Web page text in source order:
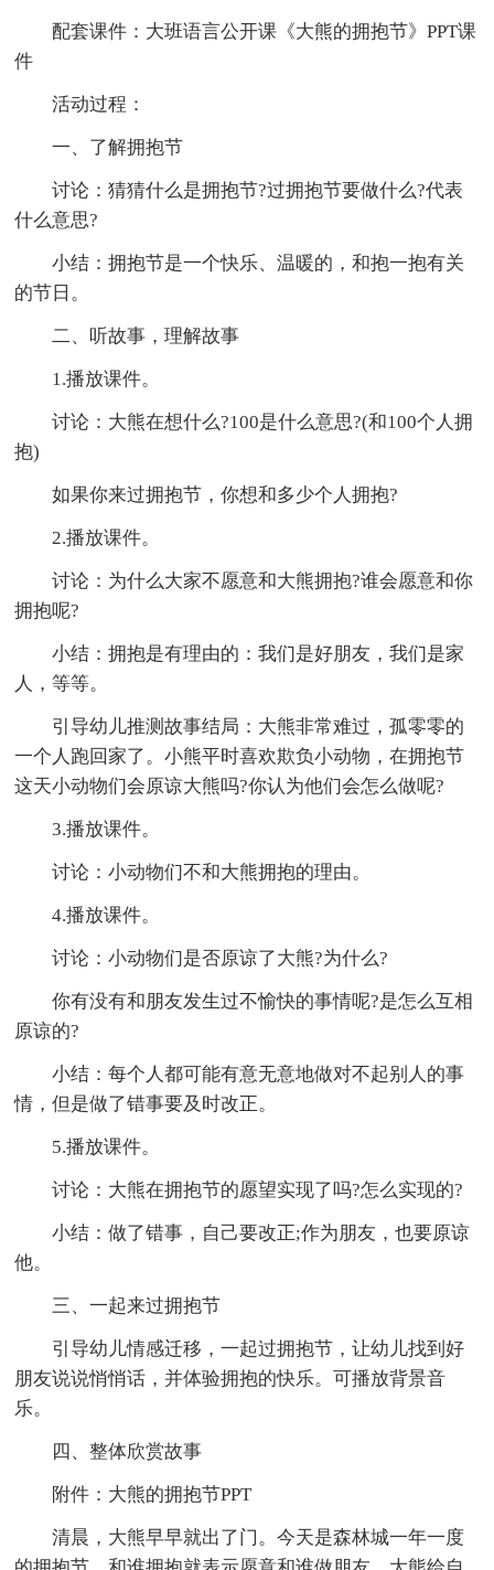
配套课件：大班语言公开课《大熊的拥抱节》PPT课
件
活动过程：
一、了解拥抱节
讨论：猜猜什么是拥抱节?过拥抱节要做什么?代表
什么意思?
小结：拥抱节是一个快乐、温暖的，和抱一抱有关
的节日。
二、听故事，理解故事
1.播放课件。
讨论：大熊在想什么?100是什么意思?(和100个人拥
抱)
如果你来过拥抱节，你想和多少个人拥抱?
2.播放课件。
讨论：为什么大家不愿意和大熊拥抱?谁会愿意和你
拥抱呢?
小结：拥抱是有理由的：我们是好朋友，我们是家
人，等等。
引导幼儿推测故事结局：大熊非常难过，孤零零的
一个人跑回家了。小熊平时喜欢欺负小动物，在拥抱节
这天小动物们会原谅大熊吗?你认为他们会怎么做呢?
3.播放课件。
讨论：小动物们不和大熊拥抱的理由。
4.播放课件。
讨论：小动物们是否原谅了大熊?为什么?
你有没有和朋友发生过不愉快的事情呢?是怎么互相
原谅的?
小结：每个人都可能有意无意地做对不起别人的事
情，但是做了错事要及时改正。
5.播放课件。
讨论：大熊在拥抱节的愿望实现了吗?怎么实现的?
小结：做了错事，自己要改正;作为朋友，也要原谅
他。
三、一起来过拥抱节
引导幼儿情感迁移，一起过拥抱节，让幼儿找到好
朋友说说悄悄话，并体验拥抱的快乐。可播放背景音
乐。
四、整体欣赏故事
附件：大熊的拥抱节PPT
清晨，大熊早早就出了门。今天是森林城一年一度